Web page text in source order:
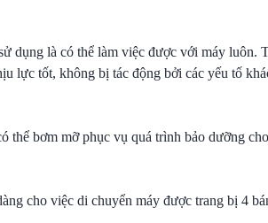
dụng là có thể làm việc được với máy luôn.
lực tốt, không bị tác động bởi các yếu tố
bơm mỡ phục vụ quá trình bảo dưỡng
cho việc di chuyển máy được trang bị 4